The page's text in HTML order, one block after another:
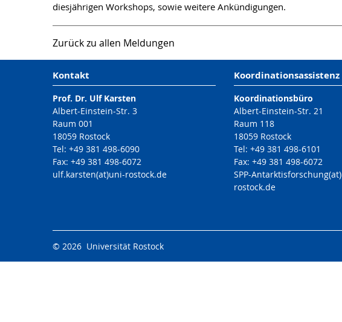
diesjährigen Workshops, sowie weitere Ankündigungen.
Zurück zu allen Meldungen
Kontakt
Prof. Dr. Ulf Karsten
Albert-Einstein-Str. 3
Raum 001
18059 Rostock
Tel: +49 381 498-6090
Fax: +49 381 498-6072
ulf.karsten(at)uni-rostock.de
Koordinationsassistenz
Koordinationsbüro
Albert-Einstein-Str. 21
Raum 118
18059 Rostock
Tel: +49 381 498-6101
Fax: +49 381 498-6072
SPP-
rostock.de
© 2026 Universität Rostock